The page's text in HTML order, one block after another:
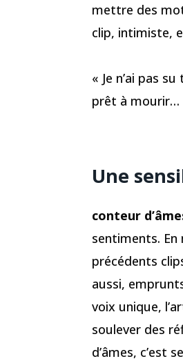
mettre des
clip, intimiste,
« Je n’ai pas
prêt à mourir…
Une
conteur
sentiments.
précédents
aussi,
voix unique,
soulever des
d’âmes, c’est